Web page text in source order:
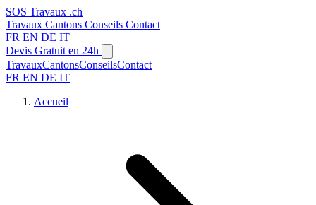
SOS Travaux .ch
Travaux Cantons Conseils Contact
FR EN DE IT
Devis Gratuit en 24h
TravauxCantonsConseilsContact
FR EN DE IT
Accueil